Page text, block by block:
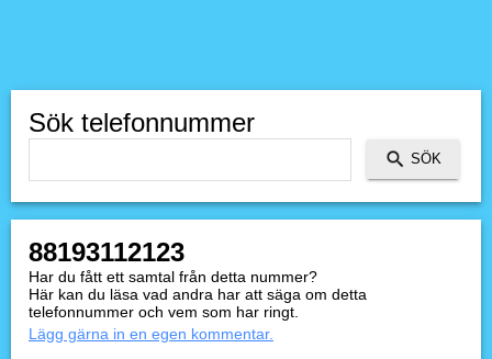
Sök telefonnummer
88193112123
Har du fått ett samtal från detta nummer?
Här kan du läsa vad andra har att säga om detta
telefonnummer och vem som har ringt.
Lägg gärna in en egen kommentar.